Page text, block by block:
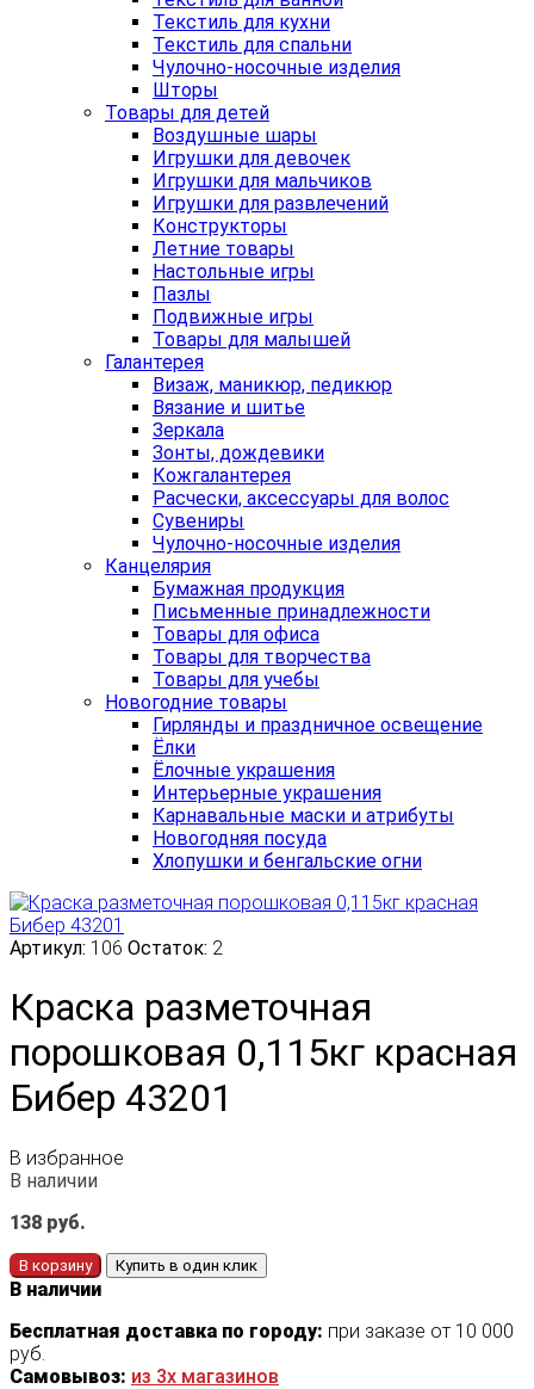
Текстиль для кухни
Текстиль для спальни
Чулочно-носочные изделия
Шторы
Товары для детей
Воздушные шары
Игрушки для девочек
Игрушки для мальчиков
Игрушки для развлечений
Конструкторы
Летние товары
Настольные игры
Пазлы
Подвижные игры
Товары для малышей
Галантерея
Визаж, маникюр, педикюр
Вязание и шитье
Зеркала
Зонты, дождевики
Кожгалантерея
Расчески, аксессуары для волос
Сувениры
Чулочно-носочные изделия
Канцелярия
Бумажная продукция
Письменные принадлежности
Товары для офиса
Товары для творчества
Товары для учебы
Новогодние товары
Гирлянды и праздничное освещение
Ёлки
Ёлочные украшения
Интерьерные украшения
Карнавальные маски и атрибуты
Новогодняя посуда
Хлопушки и бенгальские огни
Артикул: 106 Остаток: 2
Краска разметочная
порошковая 0,115кг красная
Бибер 43201
В избранное
В наличии
138 руб.
В корзину Купить в один клик
В наличии
Бесплатная доставка по городу: при заказе от 10 000
руб.
Самовывоз: из 3х магазинов